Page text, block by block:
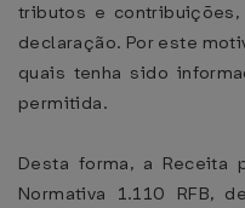
tributos e
declaração. Por este
quais tenha sido
permitida.
Desta forma, a Receita
Normativa 1.110 RFB,